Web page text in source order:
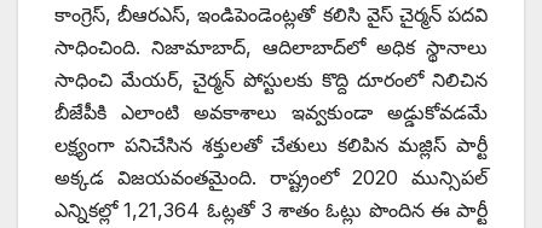
కాంగ్రెస్, బీఆరఎస్, ఇండిపెండెంట్లతో కలిసి వైస్ చైర్మన్ పదవి
సాధించింది. నిజామాబాద్, ఆదిలాబాద్‌లో అధిక స్థానాలు
సాధించి మేయర్, చైర్మన్ పోస్టులకు కొద్ది దూరంలో నిలిచిన
బీజేపీకి ఎలాంటి అవకాశాలు ఇవ్వకుండా అడ్డుకోవడమే
లక్ష్యంగా పనిచేసిన శక్తులతో చేతులు కలిపిన మజ్లిస్ పార్టీ
అక్కడ విజయవంతమైంది. రాష్ట్రంలో 2020 మున్సిపల్
ఎన్నికల్లో 1,21,364 ఓట్లతో 3 శాతం ఓట్లు పొందిన ఈ పార్టీ